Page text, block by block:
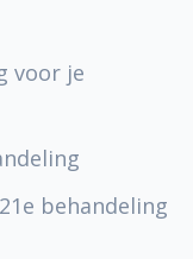
voor je
behandeling